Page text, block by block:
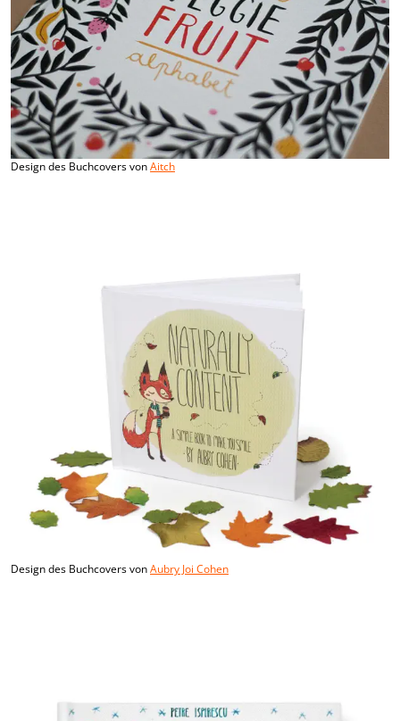
Design des Buchcovers vonAitch
Design des Buchcovers vonAubry Joi Cohen